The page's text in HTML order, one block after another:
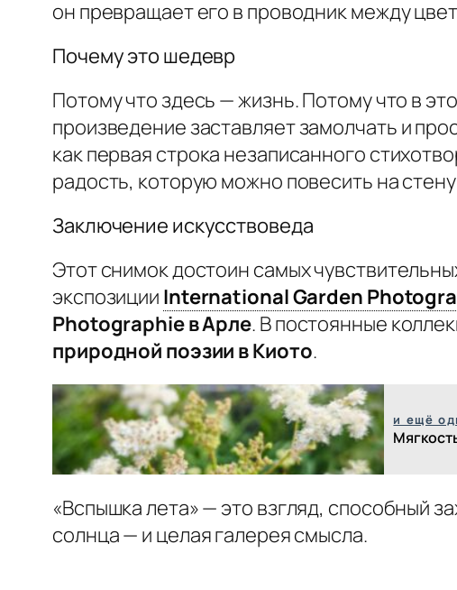
он превращает его в проводник между
Почему это шедевр
Потому что здесь — жизнь. Потому что в
произведение заставляет замолчать и
как первая строка незаписанного
радость, которую можно повесить на
Заключение искусствоведа
Этот снимок достоин самых
экспозиции International Garden
Photographie в Арле. В постоянные
природной поэзии в Киото.
и ещё
«Вспышка лета» — это взгляд, способный
солнца — и целая галерея смысла.